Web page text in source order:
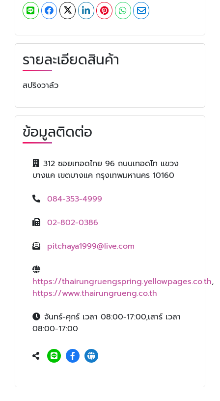
รายละเอียดสินค้า
สปริงวาล์ว
ข้อมูลติดต่อ
312 ซอยเทอดไทย 96 ถนนเทอดไท แขวง
บางแค เขตบางแค กรุงเทพมหานคร 10160
084-353-4999
02-802-0386
pitchaya1999@live.com
https://thairungruengspring.yellowpages.co.th,
https://www.thairungrueng.co.th
จันทร์-ศุกร์ เวลา 08:00-17:00,เสาร์ เวลา
08:00-17:00